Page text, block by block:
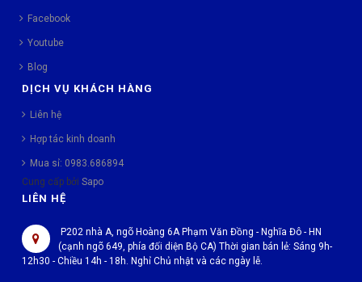
Facebook
Youtube
Blog
DỊCH VỤ KHÁCH HÀNG
Liên hệ
Hợp tác kinh doanh
Mua sỉ: 0983.686894
Cung cấp bởi Sapo
LIÊN HỆ
P202 nhà A, ngõ Hoàng 6A Phạm Văn Đồng - Nghĩa Đô - HN
(cạnh ngõ 649, phía đối diện Bộ CA) Thời gian bán lẻ: Sáng 9h-
12h30 - Chiều 14h - 18h. Nghỉ Chủ nhật và các ngày lễ.